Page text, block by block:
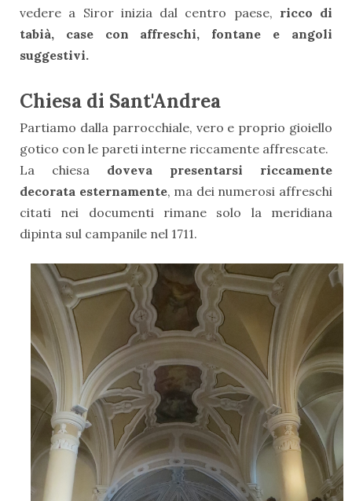
vedere a Siror inizia dal centro paese, ricco di
tabià, case con affreschi, fontane e angoli
suggestivi.
Chiesa di Sant'Andrea
Partiamo dalla parrocchiale, vero e proprio gioiello
gotico con le pareti interne riccamente affrescate.
La chiesa doveva presentarsi riccamente
decorata esternamente, ma dei numerosi affreschi
citati nei documenti rimane solo la meridiana
dipinta sul campanile nel 1711.